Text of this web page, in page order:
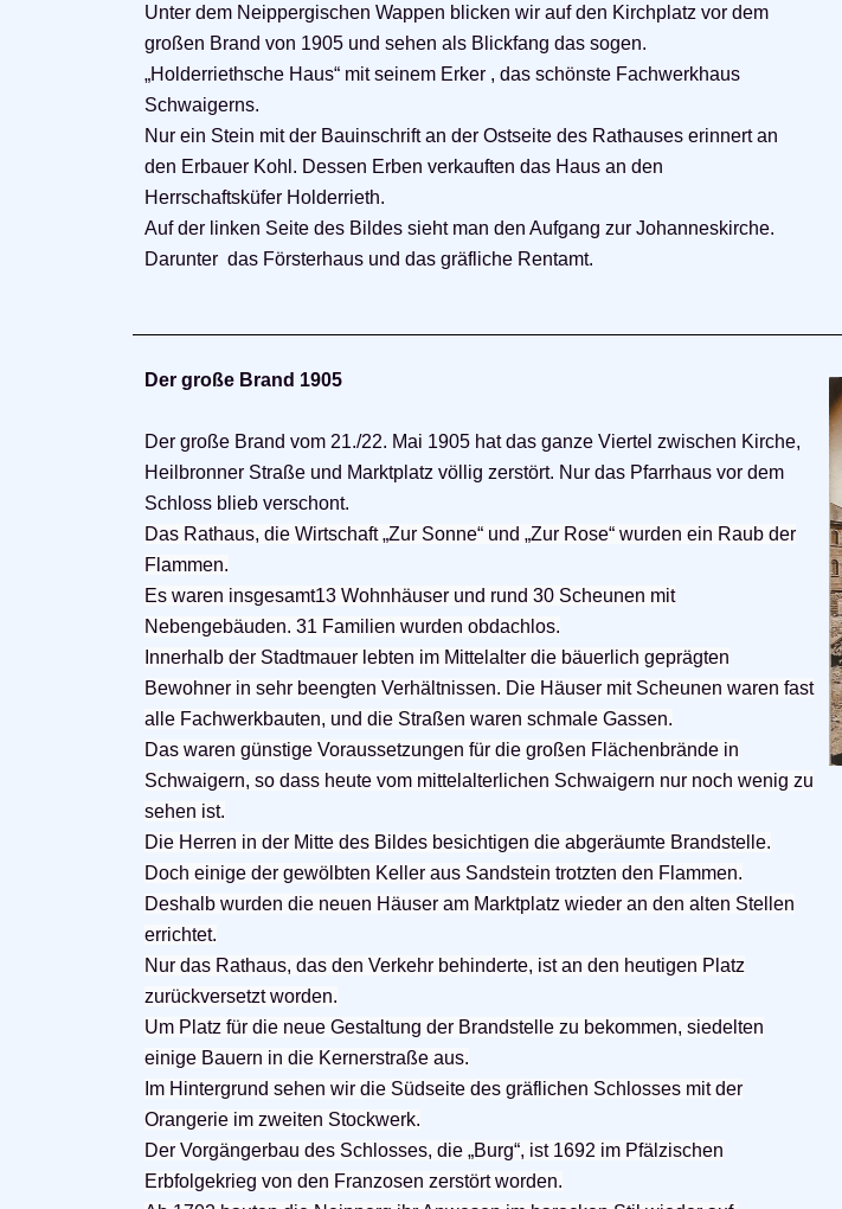
Unter dem Neippergischen Wappen blicken wir auf den Kirchplatz vor dem
großen Brand von 1905 und sehen als Blickfang das sogen.
„Holderriethsche Haus“ mit seinem Erker , das schönste Fachwerkhaus
Schwaigerns.
Nur ein Stein mit der Bauinschrift an der Ostseite des Rathauses erinnert an
den Erbauer Kohl. Dessen Erben verkauften das Haus an den
Herrschaftsküfer Holderrieth.
Auf der linken Seite des Bildes sieht man den Aufgang zur Johanneskirche.
Darunter das Försterhaus und das gräfliche Rentamt.
Der große Brand 1905
Der große Brand vom 21./22. Mai 1905 hat das ganze Viertel zwischen Kirche,
Heilbronner Straße und Marktplatz völlig zerstört. Nur das Pfarrhaus vor dem
Schloss blieb verschont.
Das Rathaus, die Wirtschaft „Zur Sonne“ und „Zur Rose“ wurden ein Raub der
Flammen.
Es waren insgesamt13 Wohnhäuser und rund 30 Scheunen mit
Nebengebäuden. 31 Familien wurden obdachlos.
Innerhalb der Stadtmauer lebten im Mittelalter die bäuerlich geprägten
Bewohner in sehr beengten Verhältnissen. Die Häuser mit Scheunen waren fast
alle Fachwerkbauten, und die Straßen waren schmale Gassen.
Das waren günstige Voraussetzungen für die großen Flächenbrände in
Schwaigern, so dass heute vom mittelalterlichen Schwaigern nur noch wenig zu
sehen ist.
Die Herren in der Mitte des Bildes besichtigen die abgeräumte Brandstelle.
Doch einige der gewölbten Keller aus Sandstein trotzten den Flammen.
Deshalb wurden die neuen Häuser am Marktplatz wieder an den alten Stellen
errichtet.
Nur das Rathaus, das den Verkehr behinderte, ist an den heutigen Platz
zurückversetzt worden.
Um Platz für die neue Gestaltung der Brandstelle zu bekommen, siedelten
einige Bauern in die Kernerstraße aus.
Im Hintergrund sehen wir die Südseite des gräflichen Schlosses mit der
Orangerie im zweiten Stockwerk.
Der Vorgängerbau des Schlosses, die „Burg“, ist 1692 im Pfälzischen
Erbfolgekrieg von den Franzosen zerstört worden.